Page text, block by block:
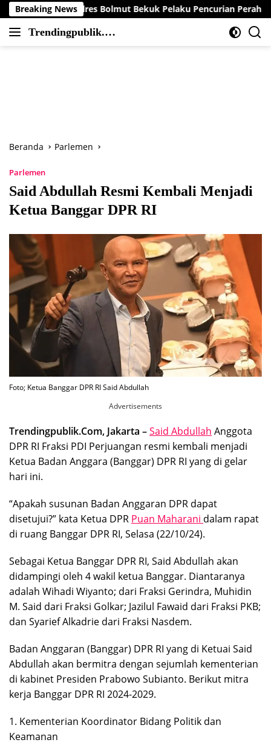
Langsung
ke
konten
Breaking News
Bolmut Bekuk Pelaku Pencurian Perahu di Daerah Buol
Trendingpublik.co
Berita
Beranda Parlemen
Parlemen
Said Abdullah Resmi Kembali Menjadi
Ketua Banggar DPR RI
Foto; Ketua Banggar DPR RI Said Abdullah
Advertisements
Trendingpublik.Com, Jakarta –Said Abdullah Anggota
DPR RI Fraksi PDI Perjuangan resmi kembali menjadi
Ketua Badan Anggara (Banggar) DPR RI yang di gelar
hari ini.
“Apakah susunan Badan Anggaran DPR dapat
disetujui?” kata Ketua DPR Puan Maharani dalam rapat
di ruang Banggar DPR RI, Selasa (22/10/24).
Sebagai Ketua Banggar DPR RI, Said Abdullah akan
didampingi oleh 4 wakil ketua Banggar. Diantaranya
adalah Wihadi Wiyanto; dari Fraksi Gerindra, Muhidin
M. Said dari Fraksi Golkar; Jazilul Fawaid dari Fraksi PKB;
dan Syarief Alkadrie dari Fraksi Nasdem.
Badan Anggaran (Banggar) DPR RI yang di Ketuai Said
Abdullah akan bermitra dengan sejumlah kementerian
di kabinet Presiden Prabowo Subianto. Berikut mitra
kerja Banggar DPR RI 2024-2029.
1. Kementerian Koordinator Bidang Politik dan
Keamanan